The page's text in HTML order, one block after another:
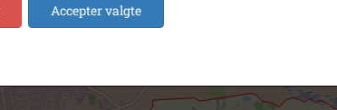
Accepter valgte